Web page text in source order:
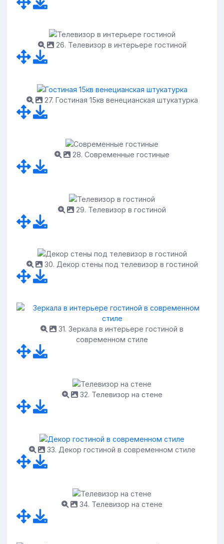
26. Телевизор в интерьере гостиной
27. Гостиная 15кв венецианская штукатурка
28. Современные гостиные
29. Телевизор в гостиной
30. Декор стены под телевизор в гостиной
31. Зеркала в интерьере гостиной в
современном стиле
32. Телевизор на стене
33. Декор гостиной в современном стиле
34. Телевизор на стене